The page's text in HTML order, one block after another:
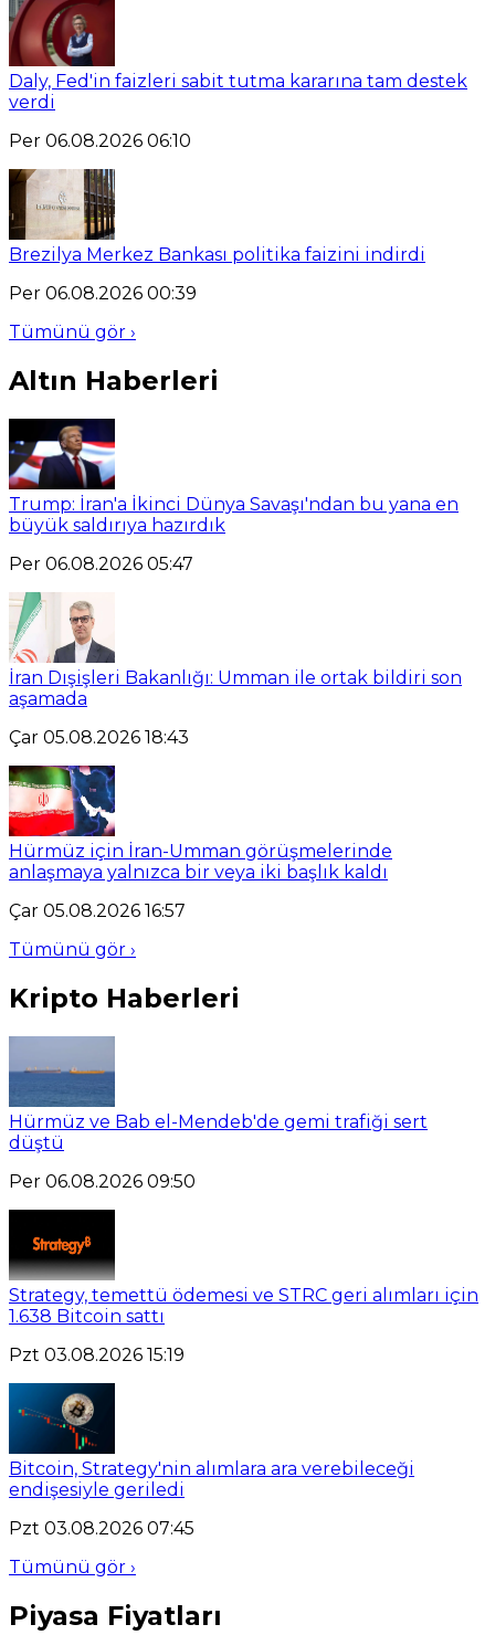
Daly, Fed'in faizleri sabit tutma kararına tam destek
verdi
Per 06.08.2026 06:10
Brezilya Merkez Bankası politika faizini indirdi
Per 06.08.2026 00:39
Tümünü gör ›
Altın Haberleri
Trump: İran'a İkinci Dünya Savaşı'ndan bu yana en
büyük saldırıya hazırdık
Per 06.08.2026 05:47
İran Dışişleri Bakanlığı: Umman ile ortak bildiri son
aşamada
Çar 05.08.2026 18:43
Hürmüz için İran-Umman görüşmelerinde
anlaşmaya yalnızca bir veya iki başlık kaldı
Çar 05.08.2026 16:57
Tümünü gör ›
Kripto Haberleri
Hürmüz ve Bab el-Mendeb'de gemi trafiği sert
düştü
Per 06.08.2026 09:50
Strategy, temettü ödemesi ve STRC geri alımları için
1.638 Bitcoin sattı
Pzt 03.08.2026 15:19
Bitcoin, Strategy'nin alımlara ara verebileceği
endişesiyle geriledi
Pzt 03.08.2026 07:45
Tümünü gör ›
Piyasa Fiyatları